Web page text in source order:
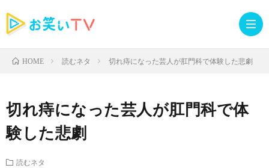
HOME 読むネタ 切れ痔になった芸人が肛門科で体験した悲劇
切れ痔になった芸人が肛門科で体
験した悲劇
読むネタ